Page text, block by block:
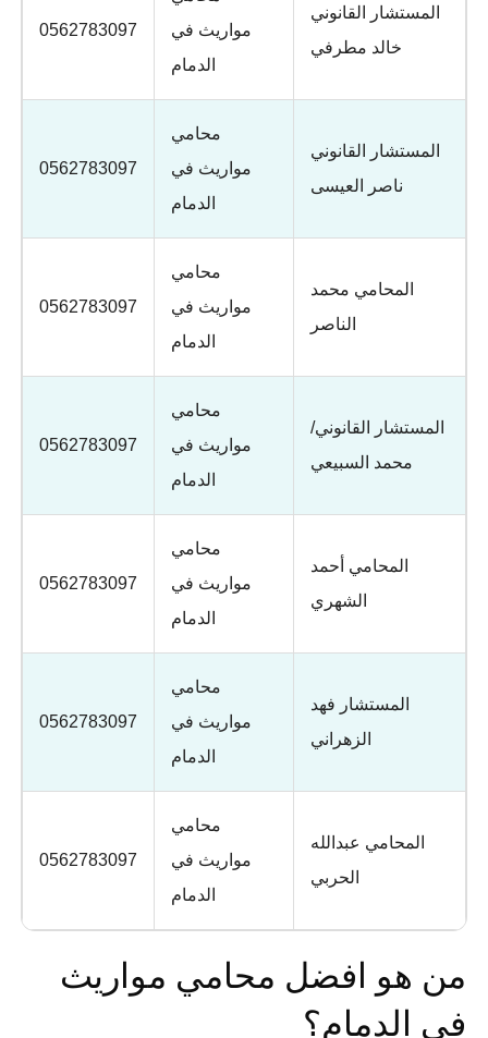
المستشار القانوني
خالد مطرفي
مواريث في
الدمام
0562783097
المستشار القانوني
ناصر العيسى
محامي
مواريث في
الدمام
0562783097
المحامي محمد
الناصر
محامي
مواريث في
الدمام
0562783097
المستشار القانوني/
محمد السبيعي
محامي
مواريث في
الدمام
0562783097
المحامي أحمد
الشهري
محامي
مواريث في
الدمام
0562783097
المستشار فهد
الزهراني
محامي
مواريث في
الدمام
0562783097
المحامي عبدالله
الحربي
محامي
مواريث في
الدمام
0562783097
من هو افضل محامي مواريث
في الدمام؟